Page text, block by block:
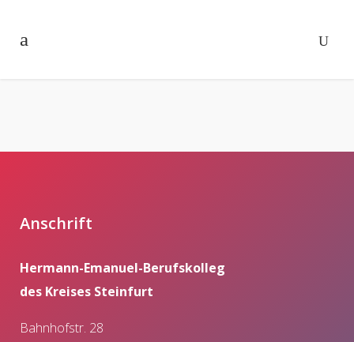
Anschrift
Hermann-Emanuel-Berufskolleg
des Kreises Steinfurt
Bahnhofstr. 28